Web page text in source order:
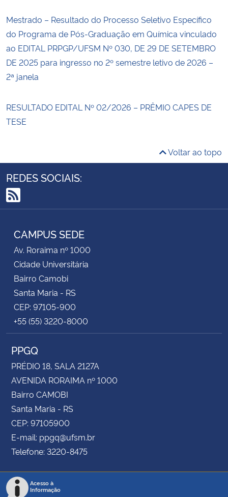
Mestrado – Resultado do Processo Seletivo Específico
do Programa de Pós-Graduação em Química vinculado
ao EDITAL PRPGP/UFSM Nº 030, DE 29 DE SETEMBRO
DE 2025 para ingresso no 2º semestre letivo de 2026 –
2ª janela
RESULTADO EDITAL Nº 02/2026 – PRÊMIO CAPES DE
TESE
Voltar ao topo
REDES SOCIAIS:
RSS
CAMPUS SEDE
Av. Roraima nº 1000
Cidade Universitária
Bairro Camobi
Santa Maria - RS
CEP: 97105-900
+55 (55) 3220-8000
PPGQ
PRÉDIO 18, SALA 2127A
AVENIDA RORAIMA nº 1000
Bairro CAMOBI
Santa Maria - RS
CEP: 97105900
E-mail: ppgq@ufsm.br
Telefone: 3220-8475
Acesso à
Informação